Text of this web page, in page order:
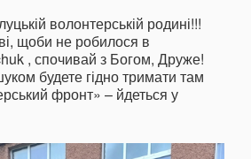
волонтерській родині!!!
щоби не робилося в
, спочивай з Богом, Друже!
будете гідно тримати там
фронт» – йдеться у